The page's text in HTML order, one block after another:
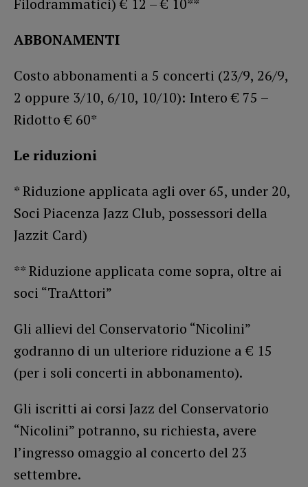
Filodrammatici) € 12 – € 10**
ABBONAMENTI
Costo abbonamenti a 5 concerti (23/9, 26/9,
2 oppure 3/10, 6/10, 10/10): Intero € 75 –
Ridotto € 60*
Le riduzioni
* Riduzione applicata agli over 65, under 20,
Soci Piacenza Jazz Club, possessori della
Jazzit Card)
** Riduzione applicata come sopra, oltre ai
soci “TraAttori”
Gli allievi del Conservatorio “Nicolini”
godranno di un ulteriore riduzione a € 15
(per i soli concerti in abbonamento).
Gli iscritti ai corsi Jazz del Conservatorio
“Nicolini” potranno, su richiesta, avere
l’ingresso omaggio al concerto del 23
settembre.